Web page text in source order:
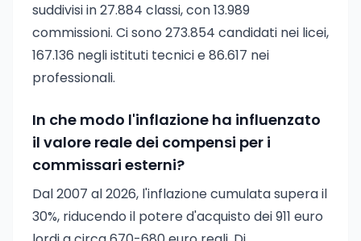
suddivisi in 27.884 classi, con 13.989
commissioni. Ci sono 273.854 candidati nei licei,
167.136 negli istituti tecnici e 86.617 nei
professionali.
In che modo l'inflazione ha influenzato
il valore reale dei compensi per i
commissari esterni?
Dal 2007 al 2026, l'inflazione cumulata supera il
30%, riducendo il potere d'acquisto dei 911 euro